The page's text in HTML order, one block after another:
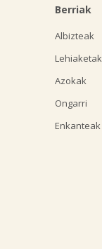
Berriak
Albizteak
Lehiaketak
Azokak
Ongarri
Enkanteak